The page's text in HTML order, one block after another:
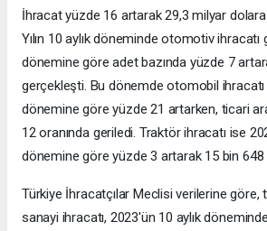
İhracat yüzde 16 artarak 29,3 milyar dolara
Yılın 10 aylık döneminde otomotiv ihracatı
dönemine göre adet bazında yüzde 7
gerçekleşti. Bu dönemde otomobil ihracatı
dönemine göre yüzde 21 artarken, ticari
12 oranında geriledi. Traktör ihracatı ise
dönemine göre yüzde 3 artarak 15 bin 648
Türkiye İhracatçılar Meclisi verilerine
sanayi ihracatı, 2023'ün 10 aylık